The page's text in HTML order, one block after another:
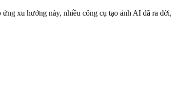
xu hướng này, nhiều công cụ tạo ảnh AI đã ra đời,